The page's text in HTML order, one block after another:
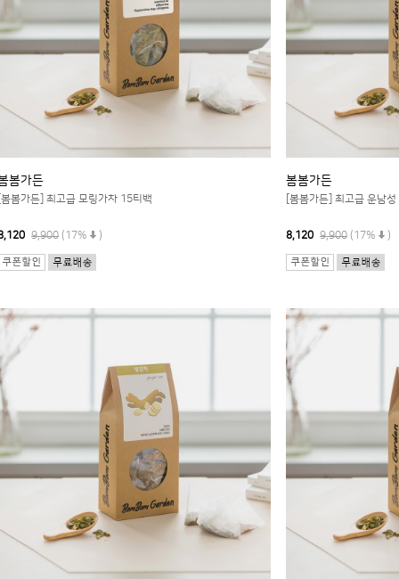
봄가든
봄가든] 최고급 모링가차 15티백
9,900 (17% )
봄봄가든
[봄봄가든] 최고급 운남
8,120 9,900 (17% )